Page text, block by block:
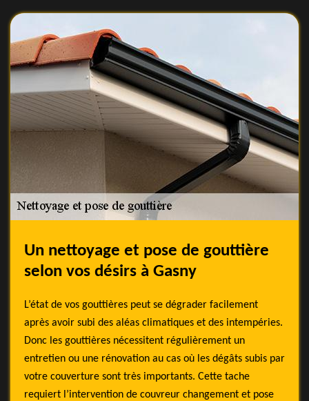
Un nettoyage et pose de gouttière
selon vos désirs à Gasny
L’état de vos gouttières peut se dégrader facilement
après avoir subi des aléas climatiques et des intempéries.
Donc les gouttières nécessitent régulièrement un
entretien ou une rénovation au cas où les dégâts subis par
votre couverture sont très importants. Cette tache
requiert l’intervention de couvreur changement et pose